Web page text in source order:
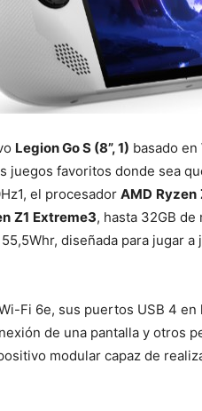
Legion Go S (8”, 1) basado en
juegos favoritos donde sea
el procesador AMD Ryzen
Z1 Extreme3, hasta 32GB de
diseñada para jugar
Fi 6e, sus puertos USB 4
de una pantalla y otros
modular capaz de